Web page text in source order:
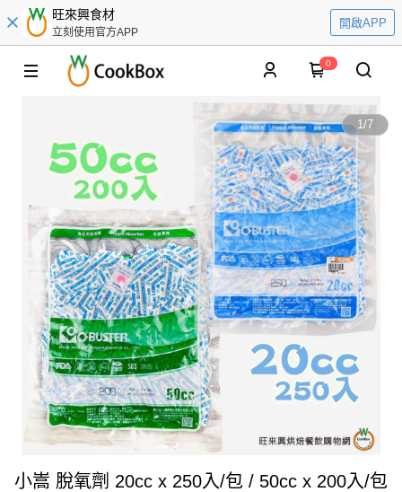
旺來興食材
立刻使用官方APP
開啟APP
0
1/7
小嵩 脫氧劑 20cc x 250入/包 / 50cc x 200入/包